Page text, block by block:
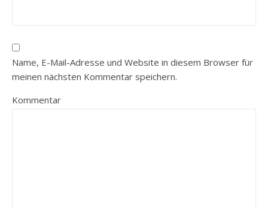
Name, E-Mail-Adresse und Website in diesem Browser für
meinen nächsten Kommentar speichern.
Kommentar